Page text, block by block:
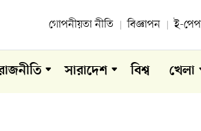
গোপনীয়তা নীতি বিজ্ঞাপন ই-
সারাদেশ বিশ্ব খেলা